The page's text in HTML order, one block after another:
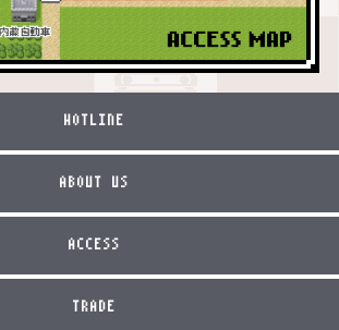
HOTLINE
ABOUT US
ACCESS
TRADE